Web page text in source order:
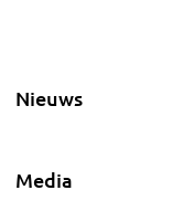
Nieuws
Media